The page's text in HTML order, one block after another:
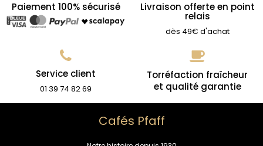
Paiement 100% sécurisé Livraison offerte en point
relais
dès 49€ d'achat
Service client
01 39 74 82 69
Torréfaction fraîcheur
et qualité garantie
Cafés Pfaff